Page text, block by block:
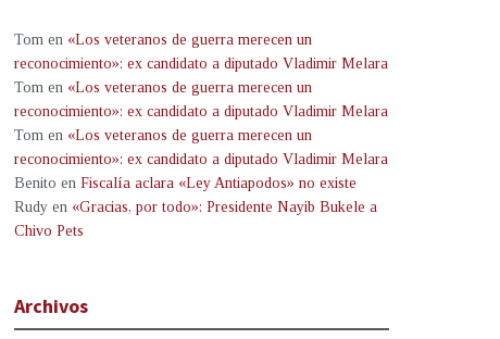
Tom en «Los veteranos de guerra merecen un
reconocimiento»: ex candidato a diputado Vladimir Melara
Tom en «Los veteranos de guerra merecen un
reconocimiento»: ex candidato a diputado Vladimir Melara
Tom en «Los veteranos de guerra merecen un
reconocimiento»: ex candidato a diputado Vladimir Melara
Benito en Fiscalía aclara «Ley Antiapodos» no existe
Rudy en «Gracias, por todo»: Presidente Nayib Bukele a
Chivo Pets
Archivos